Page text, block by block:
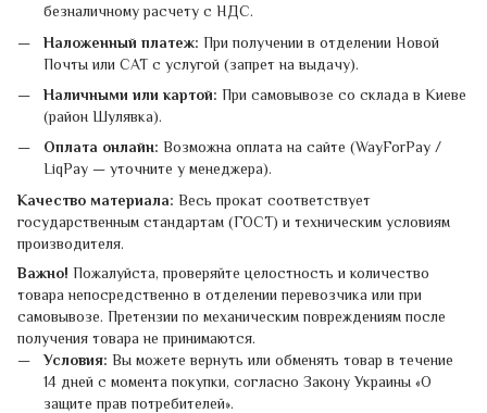
безналичному расчету с НДС.
Наложенный платеж: При получении в отделении Новой
Почты или САТ с услугой (запрет на выдачу).
Наличными или картой: При самовывозе со склада в Киеве
(район Шулявка).
Оплата онлайн: Возможна оплата на сайте (WayForPay /
LiqPay — уточните у менеджера).
Качество материала: Весь прокат соответствует
государственным стандартам (ГОСТ) и техническим условиям
производителя.
Важно! Пожалуйста, проверяйте целостность и количество
товара непосредственно в отделении перевозчика или при
самовывозе. Претензии по механическим повреждениям после
получения товара не принимаются.
Условия: Вы можете вернуть или обменять товар в течение
14 дней с момента покупки, согласно Закону Украины «О
защите прав потребителей».